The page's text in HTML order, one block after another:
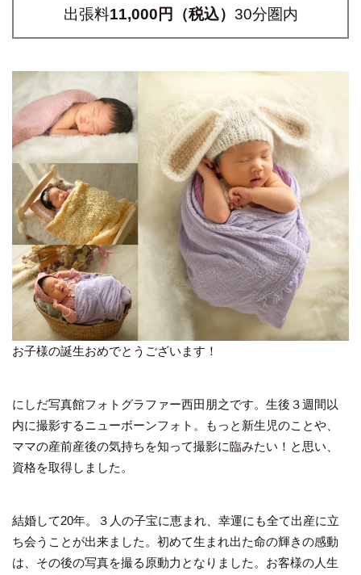
出張料11,000円（税込） 30分圏内
お子様の誕生おめでとうございます！
にしだ写真館フォトグラファー西田朋之です。生後３週間以
内に撮影するニューボーンフォト。もっと新生児のことや、
ママの産前産後の気持ちを知って撮影に臨みたい！と思い、
資格を取得しました。
結婚して20年。３人の子宝に恵まれ、幸運にも全て出産に立
ち会うことが出来ました。初めて生まれ出た命の輝きの感動
は、その後の写真を撮る原動力となりました。お客様の人生